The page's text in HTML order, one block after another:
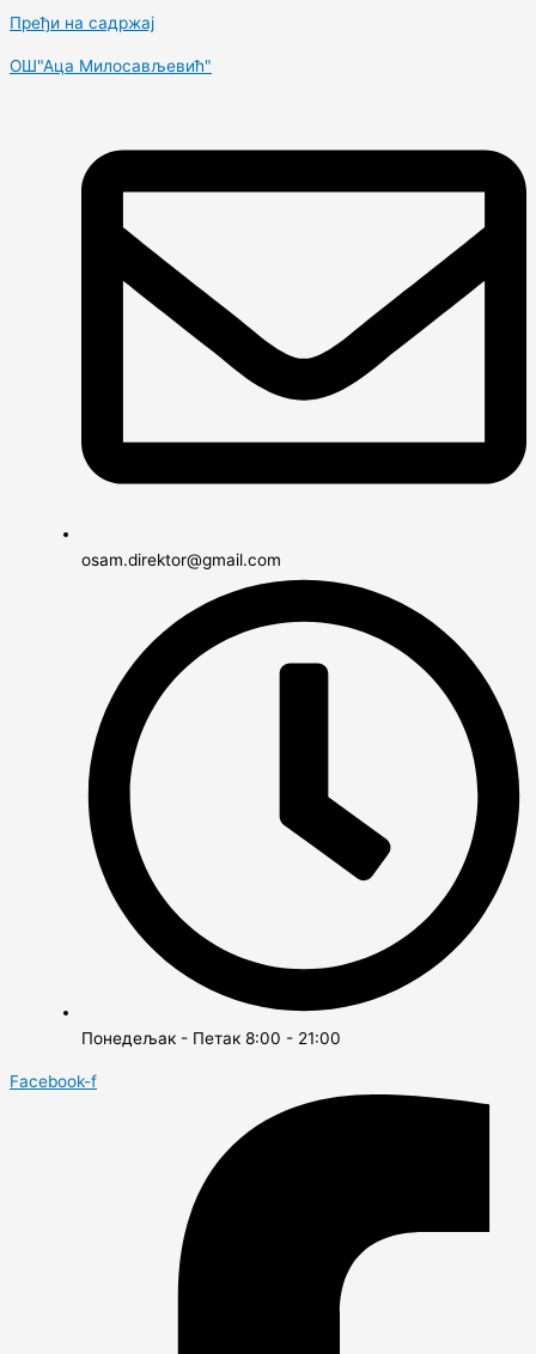
Пређи на садржај
OШ"Аца Милосављевић"
osam.direktor@gmail.com
Понедељак - Петак 8:00 - 21:00
Facebook-f